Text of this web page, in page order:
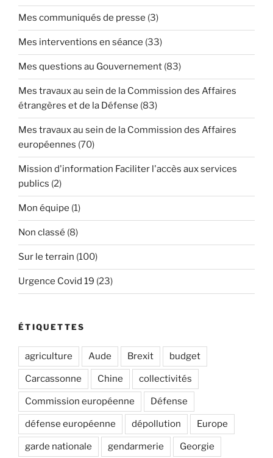
Mes communiqués de presse (3)
Mes interventions en séance (33)
Mes questions au Gouvernement (83)
Mes travaux au sein de la Commission des Affaires
étrangères et de la Défense (83)
Mes travaux au sein de la Commission des Affaires
européennes (70)
Mission d'information Faciliter l'accès aux services
publics (2)
Mon équipe (1)
Non classé (8)
Sur le terrain (100)
Urgence Covid 19 (23)
ÉTIQUETTES
agriculture Aude Brexit budget
Carcassonne Chine collectivités
Commission européenne Défense
défense européenne dépollution Europe
garde nationale gendarmerie Georgie